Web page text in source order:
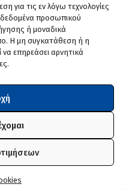
για τις εν λόγω τεχνολογίες
δεδομένα προσωπικού
ή μοναδικά
Η μη συγκατάθεση ή η
επηρεάσει αρνητικά
Νέων Τεχνολογιών Δ.Π.Ε.